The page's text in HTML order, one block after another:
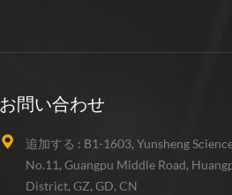
お問い合わせ
追加する : B1-1603, Yunsheng
No.11, Guangpu Middle Road,
District, GZ, GD, CN